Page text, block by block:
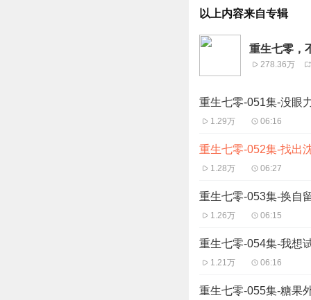
以上内容来自专辑
重生七零，
278.36万
重生七零-051集-没眼
1.29万 06:16
重生七零-052集-找出
1.28万 06:27
重生七零-053集-换自
1.26万 06:15
重生七零-054集-我想
1.21万 06:16
重生七零-055集-糖果